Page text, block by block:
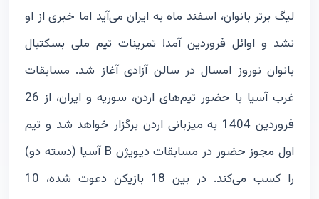
لیگ برتر بانوان، اسفند ماه به ایران می‌آید اما خبری از او
نشد و اوائل فروردین آمد! تمرینات تیم ملی بسکتبال
بانوان نوروز امسال در سالن آزادی آغاز شد. مسابقات
غرب آسیا با حضور تیم‌های اردن، سوریه و ایران، از 26
فروردین 1404 به میزبانی اردن برگزار خواهد شد و تیم
اول مجوز حضور در مسابقات دیویژن B آسیا (دسته دو)
را کسب می‌کند. در بین 18 بازیکن دعوت شده، 10